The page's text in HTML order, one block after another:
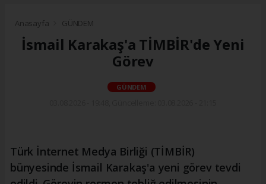
Anasayfa GÜNDEM
İsmail Karakaş'a TİMBİR'de Yeni
Görev
GÜNDEM
Türk İnternet Medya Birliği (TİMBİR)
bünyesinde İsmail Karakaş'a yeni görev tevdi